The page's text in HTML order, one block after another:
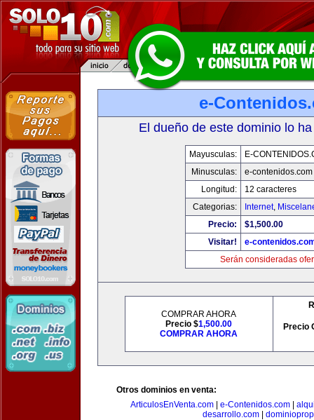
e-
El dueño de este dominio lo
Mayusculas:
E-
Minusculas:
e-contenidos.com
Longitud:
12 caracteres
Categorias:
Internet,
Precio:
$1,500.00
Visitar!
e-
Serán consideradas
COMPRAR AHORA
Precio $1,500.00
COMPRAR AHORA
Precio
Otros dominios en venta:
ArticulosEnVenta.com| e-Contenidos.com|
desarrollo.com|